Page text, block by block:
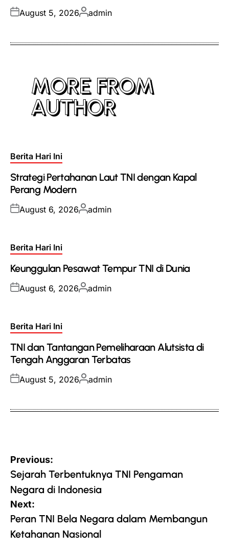
Posted
August 5, 2026Posted
admin
MORE FROM
AUTHOR
Posted
Berita Hari Ini
Strategi Pertahanan Laut TNI dengan Kapal
Perang Modern
Posted
August 6, 2026Posted
admin
Posted
Berita Hari Ini
Keunggulan Pesawat Tempur TNI di Dunia
Posted
August 6, 2026Posted
admin
Posted
Berita Hari Ini
TNI dan Tantangan Pemeliharaan Alutsista di
Tengah Anggaran Terbatas
Posted
August 5, 2026Posted
admin
Post
navigation
Previous:
Sejarah Terbentuknya TNI Pengaman
Negara di Indonesia
Next:
Peran TNI Bela Negara dalam Membangun
Ketahanan Nasional